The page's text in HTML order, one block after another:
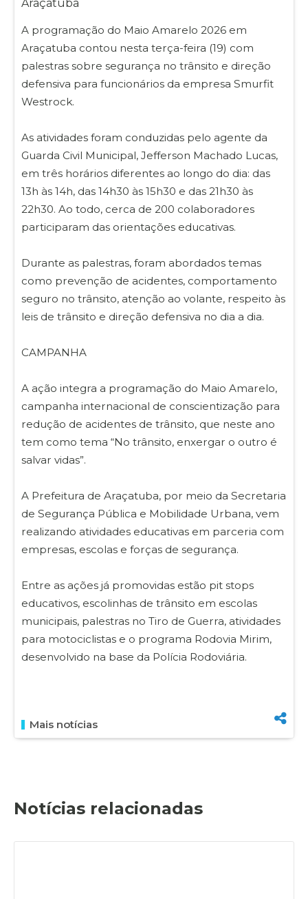
A programação do Maio Amarelo 2026 em
Araçatuba contou nesta terça-feira (19) com
palestras sobre segurança no trânsito e direção
defensiva para funcionários da empresa Smurfit
Westrock.
As atividades foram conduzidas pelo agente da
Guarda Civil Municipal, Jefferson Machado Lucas,
em três horários diferentes ao longo do dia: das
13h às 14h, das 14h30 às 15h30 e das 21h30 às
22h30. Ao todo, cerca de 200 colaboradores
participaram das orientações educativas.
Durante as palestras, foram abordados temas
como prevenção de acidentes, comportamento
seguro no trânsito, atenção ao volante, respeito às
leis de trânsito e direção defensiva no dia a dia.
CAMPANHA
A ação integra a programação do Maio Amarelo,
campanha internacional de conscientização para
redução de acidentes de trânsito, que neste ano
tem como tema “No trânsito, enxergar o outro é
salvar vidas”.
A Prefeitura de Araçatuba, por meio da Secretaria
de Segurança Pública e Mobilidade Urbana, vem
realizando atividades educativas em parceria com
empresas, escolas e forças de segurança.
Entre as ações já promovidas estão pit stops
educativos, escolinhas de trânsito em escolas
municipais, palestras no Tiro de Guerra, atividades
para motociclistas e o programa Rodovia Mirim,
desenvolvido na base da Polícia Rodoviária.
Mais notícias
Notícias relacionadas